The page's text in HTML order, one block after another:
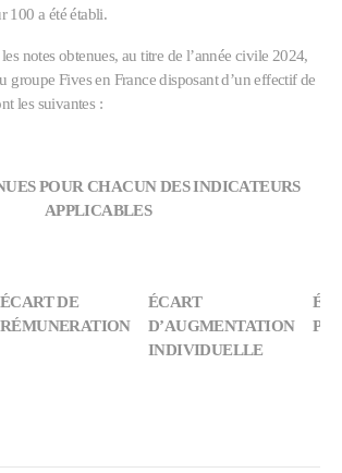
100 a été établi.
notes obtenues, au titre de l’année civile 2024,
groupe Fives en France disposant d’un effectif de
les suivantes :
POUR CHACUN DES INDICATEURS
APPLICABLES
ÉCART DE
RÉMUNERATION
ÉCART
D’AUGMENTATION
INDIVIDUELLE